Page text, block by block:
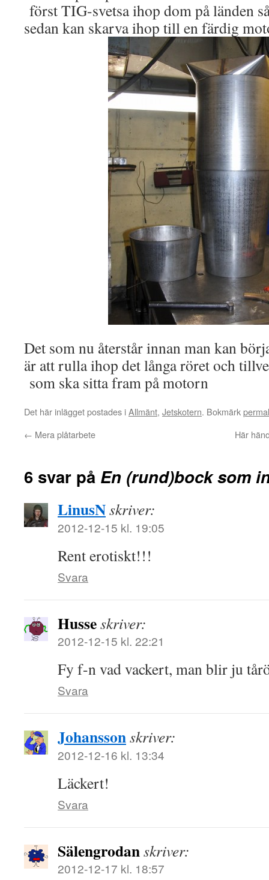
först TIG-svetsa ihop dom på länden
sedan kan skarva ihop till en färdig
Det som nu återstår innan man kan
är att rulla ihop det långa röret och
som ska sitta fram på motorn
Det här inlägget postades iAllmänt, Jetskotern. Bokmärk
← Mera plåtarbete Här
6 svar på En (rund)bock som
LinusNskriver:
2012-12-15 kl. 19:05
Rent erotiskt!!!
Svara
Husseskriver:
2012-12-15 kl. 22:21
Fy f-n vad vackert, man blir ju
Svara
Johanssonskriver:
2012-12-16 kl. 13:34
Läckert!
Svara
Sälengrodanskriver:
2012-12-17 kl. 18:57